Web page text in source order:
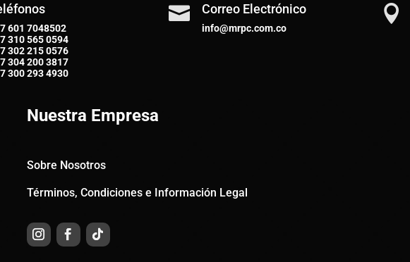
601 7048502
310 565 0594
302 215 0576
304 200 3817
300 293 4930
 Correo Electrónico
info@mrpc.com.co

Nuestra Empresa
Sobre Nosotros
Términos, Condiciones e Información Legal